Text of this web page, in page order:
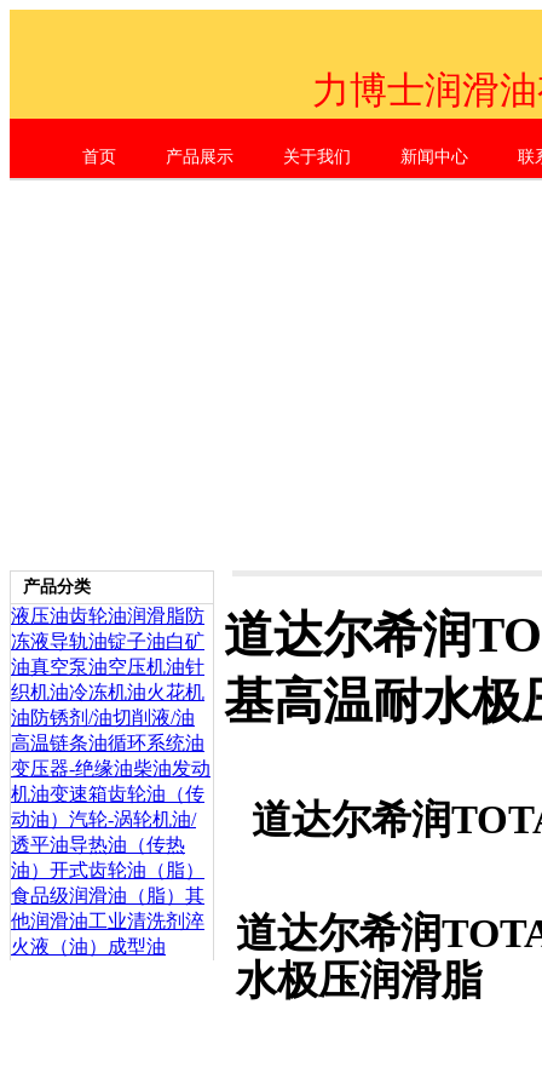
力博士润滑
Shenzhen Li Dr. Industrial Co.,
首页 产品展示 关于我们 新闻中心 联
产品分类
液压油齿轮油润滑脂防
冻液导轨油锭子油白矿
油真空泵油空压机油针
织机油冷冻机油火花机
油防锈剂/油切削液/油
高温链条油循环系统油
变压器-绝缘油柴油发动
机油变速箱齿轮油（传
动油） 汽轮-涡轮机油/
透平油导热油（传热
油） 开式齿轮油（脂）
食品级润滑油（脂） 其
他润滑油工业清洗剂 淬
火液（油）
成型油
道达尔希润
基高温耐水极
道达尔希润
道达尔希润
水极压润滑脂